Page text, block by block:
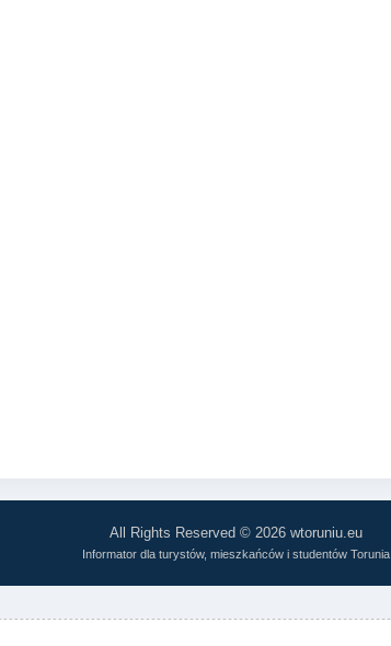
All Rights Reserved © 2026 wtoruniu.eu
Informator dla turystów, mieszkańców i studentów Torunia